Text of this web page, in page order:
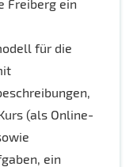
Freiberg ein
für die
(als Online-
ein